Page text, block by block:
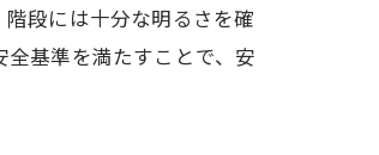
段には十分な明るさを確
基準を満たすことで、安